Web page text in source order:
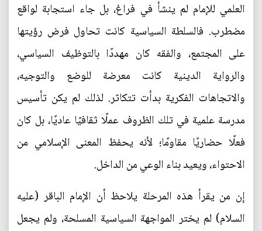
العلمي للإمام لم ينشأ في فراغ، بل جاء استجابة لواقع
مضطرب. فالسلطة السياسية كانت تحاول فرض رؤيتها
على المجتمع، والفقه كان مهددًا بالتوظيف السياسي،
والرواية الدينية كانت معرضة للوضع والتوجيه،
والاتجاهات الفكرية بدأت تتكاثر. لذلك لم يكن تأسيس
مدرسة علمية في تلك الظروف عملًا ثقافيًا عاديًا، بل كان
فعلًا حضاريًا مقاومًا؛ لأنه يحفظ المعنى الإسلامي من
الاحتواء، ويعيد بناء الوعي من الداخل.
إن من يقرأ هذه المرحلة يلاحظ أن الإمام الباقر (عليه
السلام) لم يختر المواجهة السياسية المسلحة، ولم يجعل